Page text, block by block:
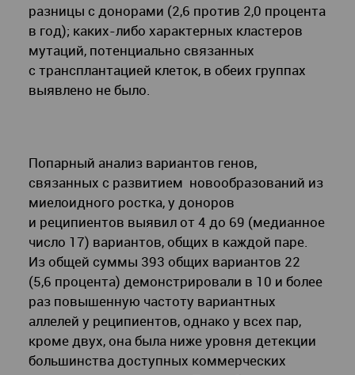
разницы с донорами (2,6 против 2,0 процента
в год); каких-либо характерных кластеров
мутаций, потенциально связанных
с трансплантацией клеток, в обеих группах
выявлено не было.
Попарный анализ вариантов генов,
связанных с развитием новообразований из
миелоидного ростка, у доноров
и реципиентов выявил от 4 до 69 (медианное
число 17) вариантов, общих в каждой паре.
Из общей суммы 393 общих вариантов 22
(5,6 процента) демонстрировали в 10 и более
раз повышенную частоту вариантных
аллелей у реципиентов, однако у всех пар,
кроме двух, она была ниже уровня детекции
большинства доступных коммерческих